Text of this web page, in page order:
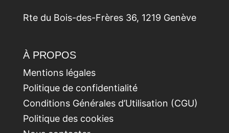
Rte du Bois-des-Frères 36, 1219 Genève
À PROPOS
Mentions légales
Politique de confidentialité
Conditions Générales d’Utilisation (CGU)
Politique des cookies